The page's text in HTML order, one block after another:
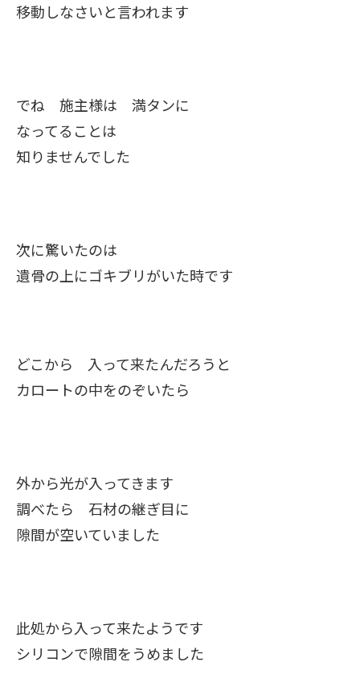
移動しなさいと言われます
でね 施主様は 満タンに
なってることは
知りませんでした
次に驚いたのは
遺骨の上にゴキブリがいた時です
どこから 入って来たんだろうと
カロートの中をのぞいたら
外から光が入ってきます
調べたら 石材の継ぎ目に
隙間が空いていました
此処から入って来たようです
シリコンで隙間をうめました